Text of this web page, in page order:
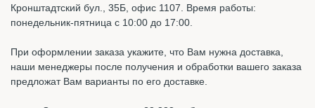
Кронштадтский бул., 35Б, офис 1107. Время работы:
понедельник-пятница с 10:00 до 17:00.
При оформлении заказа укажите, что Вам нужна доставка,
наши менеджеры после получения и обработки вашего заказа
предложат Вам варианты по его доставке.